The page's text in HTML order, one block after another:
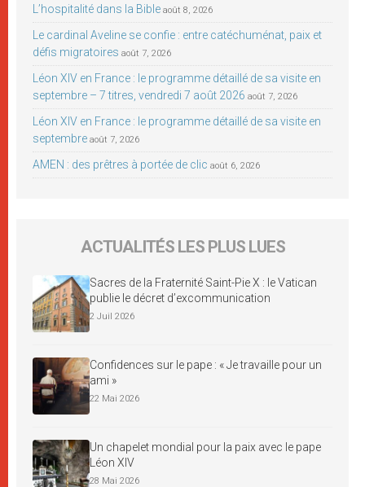
L’hospitalité dans la Bible août 8, 2026
Le cardinal Aveline se confie : entre catéchuménat, paix et
défis migratoires août 7, 2026
Léon XIV en France : le programme détaillé de sa visite en
septembre – 7 titres, vendredi 7 août 2026 août 7, 2026
Léon XIV en France : le programme détaillé de sa visite en
septembre août 7, 2026
AMEN : des prêtres à portée de clic août 6, 2026
ACTUALITÉS LES PLUS LUES
Sacres de la Fraternité Saint-Pie X : le Vatican
publie le décret d’excommunication
2 Juil 2026
Confidences sur le pape : « Je travaille pour un
ami »
22 Mai 2026
Un chapelet mondial pour la paix avec le pape
Léon XIV
28 Mai 2026